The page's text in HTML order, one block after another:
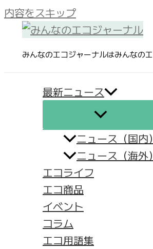
内容をスキップ
みんなのエコジャーナルはみんなの
最新ニュース
ニュース（国内）
ニュース（海外）
エコライフ
エコ商品
イベント
コラム
エコ用語集